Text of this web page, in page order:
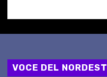
VOCE DEL NORDEST